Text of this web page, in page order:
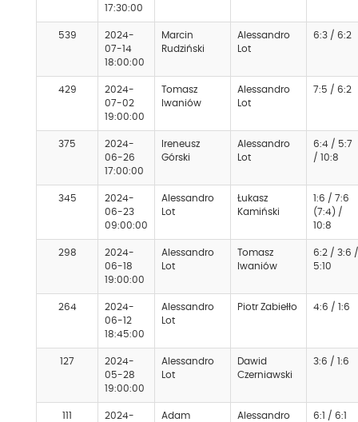
17:30:00
539
2024-
07-14
18:00:00
Marcin
Rudziński
Alessandro
Lot
6:3 / 6:2
429
2024-
07-02
19:00:00
Tomasz
Iwaniów
Alessandro
Lot
7:5 / 6:2
375
2024-
06-26
17:00:00
Ireneusz
Górski
Alessandro
Lot
6:4 / 5:7
/ 10:8
345
2024-
06-23
09:00:00
Alessandro
Lot
Łukasz
Kamiński
1:6 / 7:6
(7:4) /
10:8
298
2024-
06-18
19:00:00
Alessandro
Lot
Tomasz
Iwaniów
6:2 / 3:6 /
5:10
264
2024-
06-12
18:45:00
Alessandro
Lot
Piotr Zabiełło 4:6 / 1:6
127
2024-
05-28
19:00:00
Alessandro
Lot
Dawid
Czerniawski
3:6 / 1:6
111
2024-
Adam
Alessandro
6:1 / 6:1